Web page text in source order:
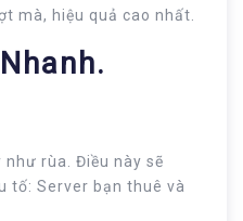
mà, hiệu quả cao nhất.
rùa. Điều này sẽ
tố: Server bạn thuê và